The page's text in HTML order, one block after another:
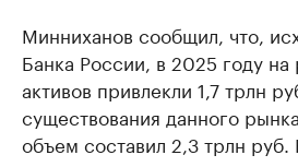
Минниханов сообщил, что,
Банка России, в 2025 году
активов привлекли 1,7 трлн
существования данного
объем составил 2,3 трлн руб.